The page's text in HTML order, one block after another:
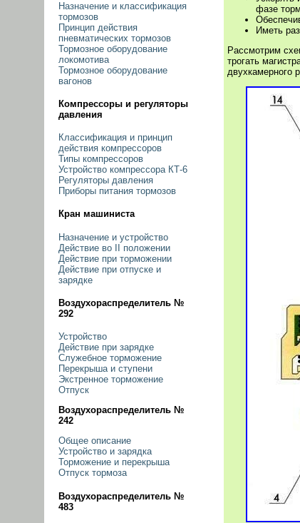
фазе
Иметь
Рассмотрим
трогать
двухкамерного
Назначение и классификация
тормозов
Принцип действия
пневматических тормозов
Тормозное оборудование
локомотива
Тормозное оборудование
вагонов
Компрессоры и регуляторы
давления
Классификация и принцип
действия компрессоров
Типы компрессоров
Устройство компрессора КТ-6
Регуляторы давления
Приборы питания тормозов
Кран машиниста
Назначение и устройство
Действие во II положении
Действие при торможении
Действие при отпуске и
зарядке
Воздухораспределитель №
292
Устройство
Действие при зарядке
Служебное торможение
Перекрыша и ступени
Экстренное торможение
Отпуск
Воздухораспределитель №
242
Общее описание
Устройство и зарядка
Торможение и перекрыша
Отпуск тормоза
Воздухораспределитель №
483